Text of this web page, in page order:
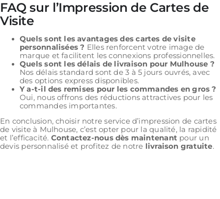
FAQ sur l’Impression de Cartes de
Visite
Quels sont les avantages des cartes de visite
personnalisées ? Elles renforcent votre image de
marque et facilitent les connexions professionnelles.
Quels sont les délais de livraison pour Mulhouse ?
Nos délais standard sont de 3 à 5 jours ouvrés, avec
des options express disponibles.
Y a-t-il des remises pour les commandes en gros ?
Oui, nous offrons des réductions attractives pour les
commandes importantes.
En conclusion, choisir notre service d’impression de cartes
de visite à Mulhouse, c’est opter pour la qualité, la rapidité
et l’efficacité. Contactez-nous dès maintenant pour un
devis personnalisé et profitez de notre livraison gratuite.